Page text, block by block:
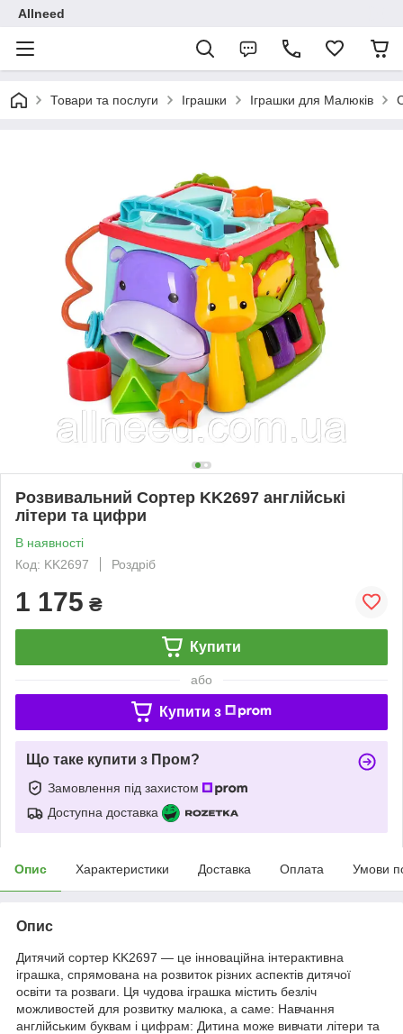
Allneed
Товари та послуги Іграшки Іграшки для Малюків
Розвивальний Сортер KK2697 англійські
літери та цифри
В наявності
Код: KK2697
Роздріб
1 175 ₴
Купити
або
Купити з
Що таке купити з Пром?
Замовлення під захистом
Доступна доставка
Опис Характеристики Доставка Оплата Умови
Опис
Дитячий сортер KK2697 — це інноваційна інтерактивна
іграшка, спрямована на розвиток різних аспектів дитячої
освіти та розваги. Ця чудова іграшка містить безліч
можливостей для розвитку малюка, а саме: Навчання
англійським буквам і цифрам: Дитина може вивчати літери та